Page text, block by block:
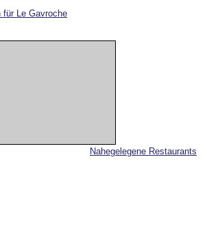
Nahegelegene Restaurants
für Le Gavroche